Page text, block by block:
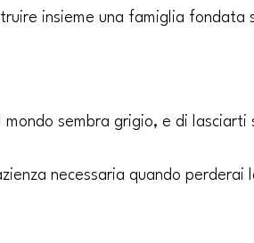
insieme una famiglia fondata
sembra grigio, e di lasciarti
necessaria quando perderai